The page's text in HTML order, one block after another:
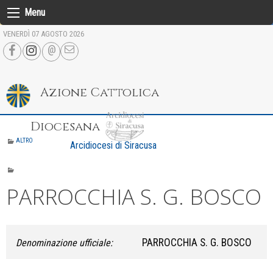
Skip
to
content
Menu
VENERDÌ 07 AGOSTO 2026
Azione Cattolica
Diocesana
Arcidiocesi di Siracusa
ALTRO
PARROCCHIA S. G. BOSCO
Denominazione ufficiale: PARROCCHIA S. G. BOSCO